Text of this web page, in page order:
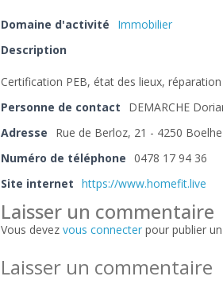
Domaine d'activité
Immobilier
Description
Certification PEB, état des lieux,
Personne de contact
DEMARCHE
Adresse
Rue de Berloz, 21 - 4250 Boelhe
Numéro de téléphone 0478 17 94 36
Site internet https://www.homefit.live
Laisser un commentaire
Vous devez vous connecter pour publier
Laisser un commentaire